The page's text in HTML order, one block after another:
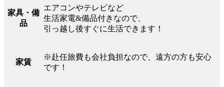
家具・備
品
エアコンやテレビなど
生活家電&備品付きなので、
引っ越し後すぐに生活できます！
家賃
※赴任旅費も会社負担なので、遠方の方も安心
です！